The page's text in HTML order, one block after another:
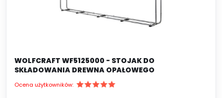
WOLFCRAFT WF5125000 - STOJAK DO
SKŁADOWANIA DREWNA OPAŁOWEGO
Ocena użytkowników: